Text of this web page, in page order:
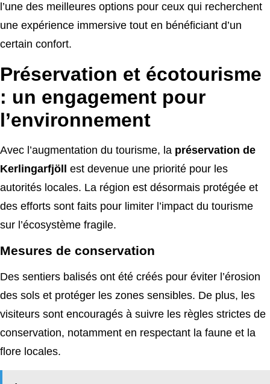
l’une des meilleures options pour ceux qui recherchent
une expérience immersive tout en bénéficiant d’un
certain confort.
Préservation et écotourisme
: un engagement pour
l’environnement
Avec l’augmentation du tourisme, la préservation de
Kerlingarfjöll est devenue une priorité pour les
autorités locales. La région est désormais protégée et
des efforts sont faits pour limiter l’impact du tourisme
sur l’écosystème fragile.
Mesures de conservation
Des sentiers balisés ont été créés pour éviter l’érosion
des sols et protéger les zones sensibles. De plus, les
visiteurs sont encouragés à suivre les règles strictes de
conservation, notamment en respectant la faune et la
flore locales.